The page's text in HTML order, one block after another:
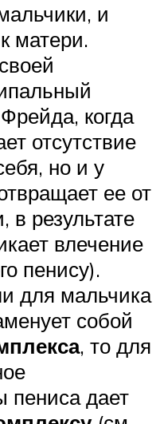
и
матери.
когда
отсутствие
но и у
ее от
в результате
влечение
пенису).
для мальчика
собой
, то для
пениса дает